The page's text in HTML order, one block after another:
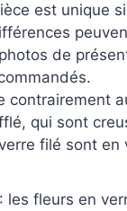
est unique
de
contrairement
qui sont
filé sont en
les fleurs en